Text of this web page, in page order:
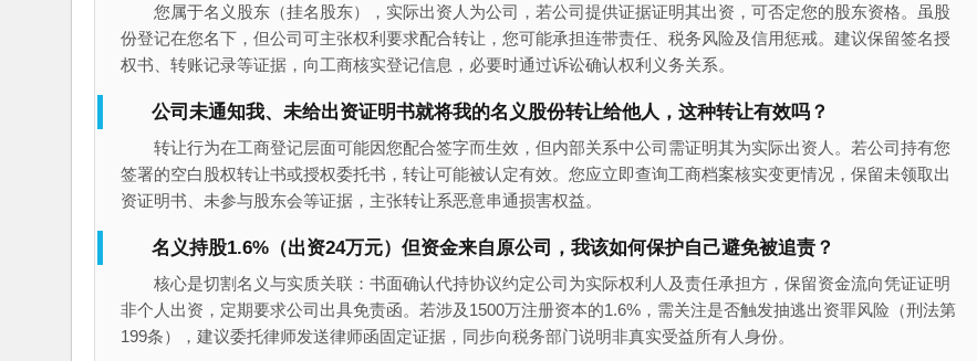
您属于名义股东（挂名股东），实际出资人为公司，若公司提供证据证明其出资，可否定您的股东资格。虽股
份登记在您名下，但公司可主张权利要求配合转让，您可能承担连带责任、税务风险及信用惩戒。建议保留签名授
权书、转账记录等证据，向工商核实登记信息，必要时通过诉讼确认权利义务关系。
公司未通知我、未给出资证明书就将我的名义股份转让给他人，这种转让有效吗？
转让行为在工商登记层面可能因您配合签字而生效，但内部关系中公司需证明其为实际出资人。若公司持有您
签署的空白股权转让书或授权委托书，转让可能被认定有效。您应立即查询工商档案核实变更情况，保留未领取出
资证明书、未参与股东会等证据，主张转让系恶意串通损害权益。
名义持股1.6%（出资24万元）但资金来自原公司，我该如何保护自己避免被追责？
核心是切割名义与实质关联：书面确认代持协议约定公司为实际权利人及责任承担方，保留资金流向凭证证明
非个人出资，定期要求公司出具免责函。若涉及1500万注册资本的1.6%，需关注是否触发抽逃出资罪风险（刑法第
199条），建议委托律师发送律师函固定证据，同步向税务部门说明非真实受益所有人身份。